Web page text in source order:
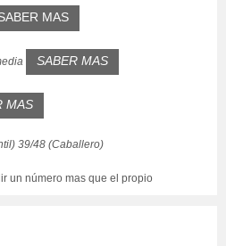
MAS
SABER MAS
MAS
39/48 (Caballero)
un número mas que el propio